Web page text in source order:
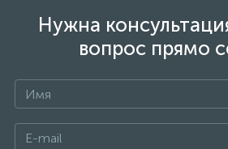
Нужна
вопрос прямо